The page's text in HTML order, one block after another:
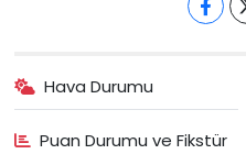
Hava Durumu
Puan Durumu ve Fikstür